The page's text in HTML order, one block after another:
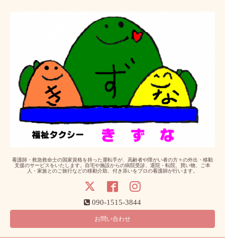
看護師・救急救命士の国家資格を持った運転手が、高齢者や障がい者の方々の外出・移動
支援のサービスをいたします。自宅や施設からの病院受診、退院・転院、買い物、ご本
人・家族とのご旅行などの移動介助、付き添いをプロの看護師が行います。
090-1515-3844
お問い合わせ